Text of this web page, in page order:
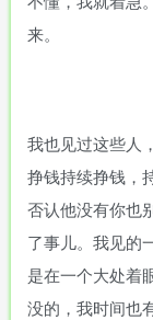
来。
我也见过这些人
挣钱持续挣钱，
否认他没有你也
了事儿。我见的
是在一个大处着
没的，我时间也